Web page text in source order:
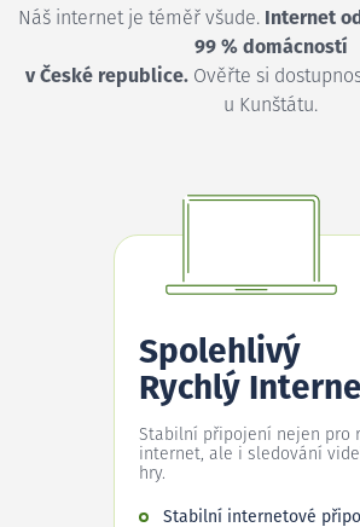
Náš internet je téměř všude. Internet
99 % domácností
v České republice.Ověřte si
u Kunštátu.
Spolehlivý
Rychlý
Stabilní připojení nejen pro
internet, ale i sledování
hry.
Stabilní internetové